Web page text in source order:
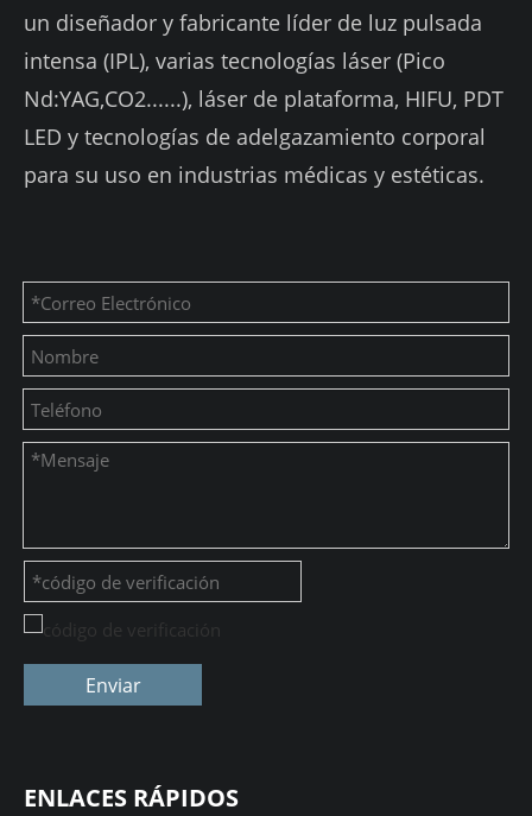
un diseñador y fabricante líder de luz pulsada
intensa (IPL), varias tecnologías láser (Pico
Nd:YAG,CO2......), láser de plataforma, HIFU, PDT
LED y tecnologías de adelgazamiento corporal
para su uso en industrias médicas y estéticas.
Enviar
ENLACES RÁPIDOS